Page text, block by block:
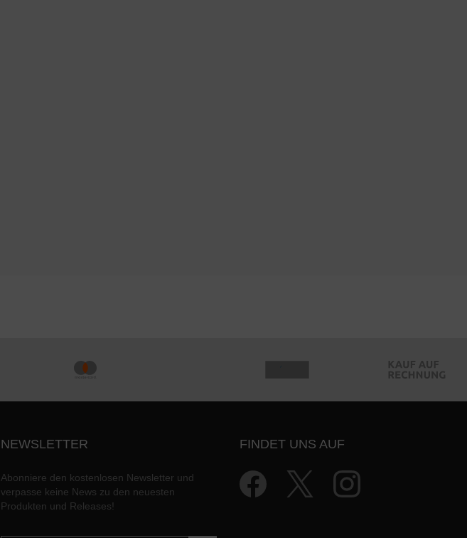
NEWSLETTER
Abonniere den kostenlosen Newsletter und
verpasse keine News zu den neuesten
Produkten und Releases!
FINDET UNS AUF